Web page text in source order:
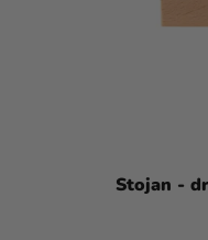
D
Stojan -